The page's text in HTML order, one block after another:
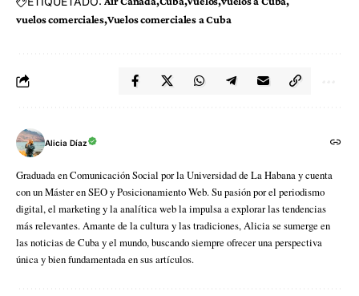
vuelos comerciales Vuelos comerciales a Cuba
Alicia Díaz
Graduada en Comunicación Social por la Universidad de La Habana y cuenta
con un Máster en SEO y Posicionamiento Web. Su pasión por el periodismo
digital, el marketing y la analítica web la impulsa a explorar las tendencias
más relevantes. Amante de la cultura y las tradiciones, Alicia se sumerge en
las noticias de Cuba y el mundo, buscando siempre ofrecer una perspectiva
única y bien fundamentada en sus artículos.